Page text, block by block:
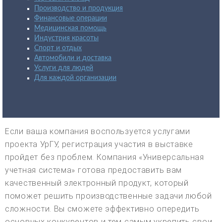
Производство и продукция
Финансовые операции
Медицинская помощь
Индустрия красоты
Спорт и отдых
Автомобили и доставка
Услуги для людей
Для каждой организации
Если ваша компания воспользуется услугами
проекта УрГУ, регистрация участия в выставке
пройдет без проблем. Компания «Универсальная
учетная система» готова предоставить вам
качественный электронный продукт, который
поможет решить производственные задачи любой
сложности. Вы сможете эффективно опередить